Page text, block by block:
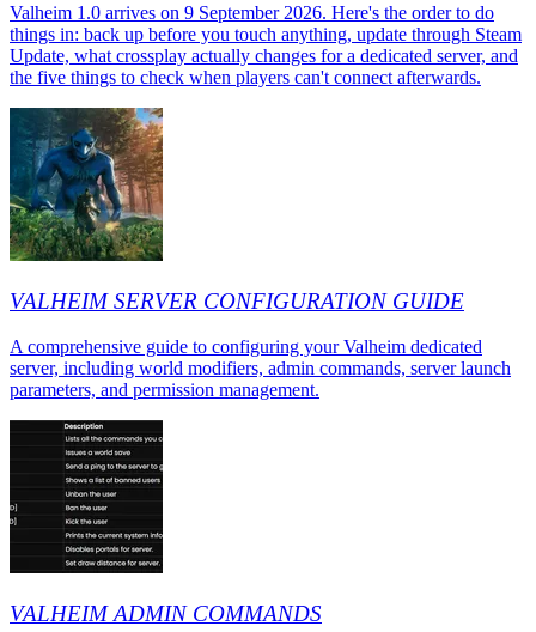
Valheim 1.0 arrives on 9 September 2026. Here's the order to do
things in: back up before you touch anything, update through Steam
Update, what crossplay actually changes for a dedicated server, and
the five things to check when players can't connect afterwards.
VALHEIM SERVER CONFIGURATION GUIDE
A comprehensive guide to configuring your Valheim dedicated
server, including world modifiers, admin commands, server launch
parameters, and permission management.
VALHEIM ADMIN COMMANDS